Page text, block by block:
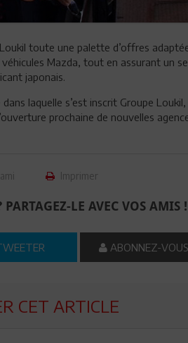
toute une palette d’offres
Mazda, tout en assurant un
japonais.
laquelle s’est inscrit Groupe
prochaine de nouvelles
Imprimer
LE AVEC VOS AMIS !
ABONNEZ-VOUS
CET ARTICLE